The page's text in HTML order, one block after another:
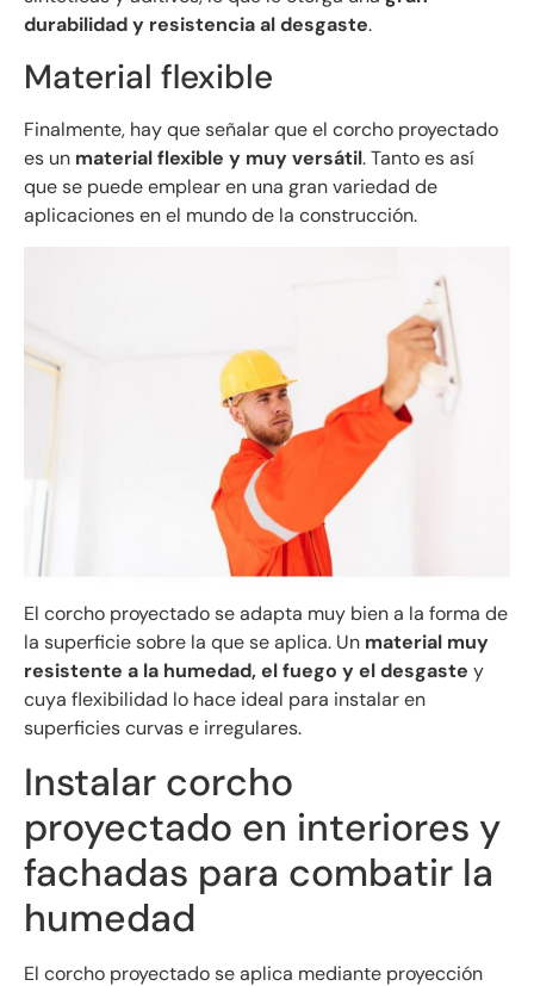
durabilidad y resistencia al desgaste.
Material flexible
Finalmente, hay que señalar que el corcho proyectado
es un material flexible y muy versátil. Tanto es así
que se puede emplear en una gran variedad de
aplicaciones en el mundo de la construcción.
El corcho proyectado se adapta muy bien a la forma de
la superficie sobre la que se aplica. Un material muy
resistente a la humedad, el fuego y el desgaste y
cuya flexibilidad lo hace ideal para instalar en
superficies curvas e irregulares.
Instalar corcho
proyectado en interiores y
fachadas para combatir la
humedad
El corcho proyectado se aplica mediante proyección